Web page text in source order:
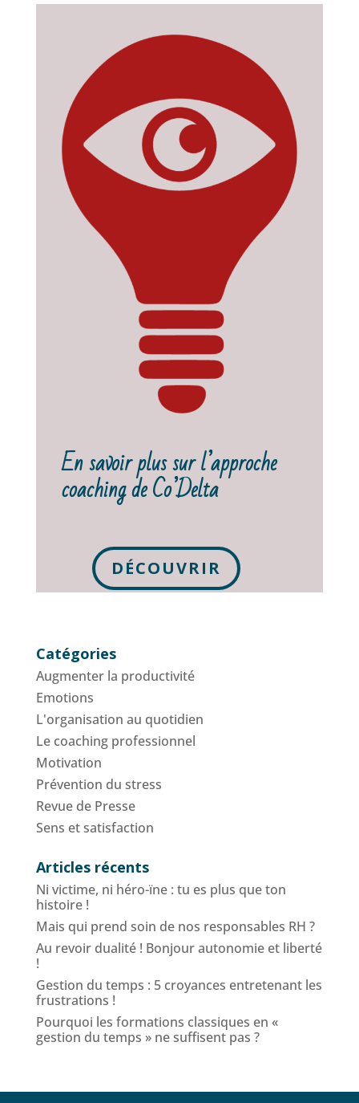
En savoir plus sur l’approche
coaching de Co’Delta
DÉCOUVRIR
Catégories
Augmenter la productivité
Emotions
L'organisation au quotidien
Le coaching professionnel
Motivation
Prévention du stress
Revue de Presse
Sens et satisfaction
Articles récents
Ni victime, ni héro-ïne : tu es plus que ton
histoire !
Mais qui prend soin de nos responsables RH ?
Au revoir dualité ! Bonjour autonomie et liberté
!
Gestion du temps : 5 croyances entretenant les
frustrations !
Pourquoi les formations classiques en «
gestion du temps » ne suffisent pas ?